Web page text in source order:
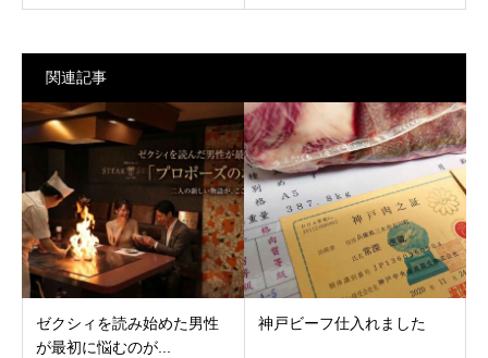
関連記事
ゼクシィを読み始めた男性
が最初に悩むのが...
神戸ビーフ仕入れました